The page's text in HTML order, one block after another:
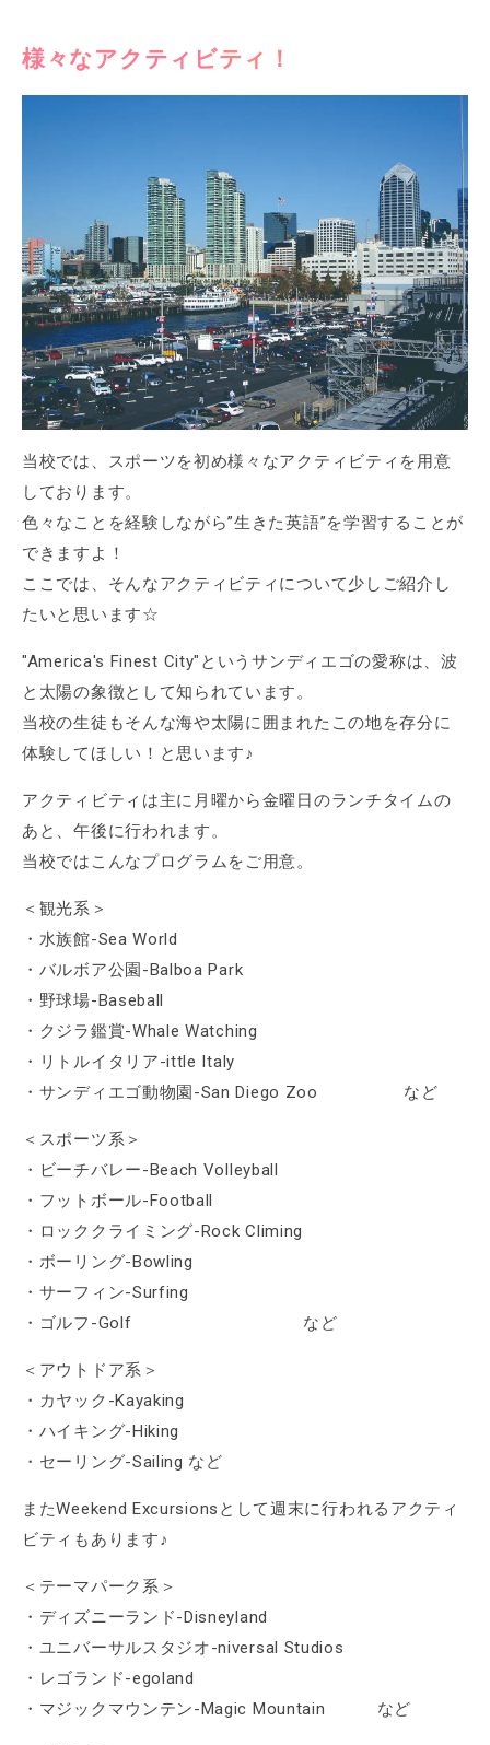
様々なアクティビティ！
当校では、スポーツを初め様々なアクティビティを用意
しております。
色々なことを経験しながら”生きた英語”を学習することが
できますよ！
ここでは、そんなアクティビティについて少しご紹介し
たいと思います☆
"America's Finest City"というサンディエゴの愛称は、波
と太陽の象徴として知られています。
当校の生徒もそんな海や太陽に囲まれたこの地を存分に
体験してほしい！と思います♪
アクティビティは主に月曜から金曜日のランチタイムの
あと、午後に行われます。
当校ではこんなプログラムをご用意。
＜観光系＞
・水族館-Sea World
・バルボア公園-Balboa Park
・野球場-Baseball
・クジラ鑑賞-Whale Watching
・リトルイタリア-ittle Italy
・サンディエゴ動物園-San Diego Zoo など
＜スポーツ系＞
・ビーチバレー-Beach Volleyball
・フットボール-Football
・ロッククライミング-Rock Climing
・ボーリング-Bowling
・サーフィン-Surfing
・ゴルフ-Golf など
＜アウトドア系＞
・カヤック-Kayaking
・ハイキング-Hiking
・セーリング-Sailing など
またWeekend Excursionsとして週末に行われるアクティ
ビティもあります♪
＜テーマパーク系＞
・ディズニーランド-Disneyland
・ユニバーサルスタジオ-niversal Studios
・レゴランド-egoland
・マジックマウンテン-Magic Mountain など